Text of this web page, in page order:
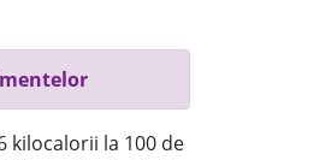
kilocalorii la 100 de